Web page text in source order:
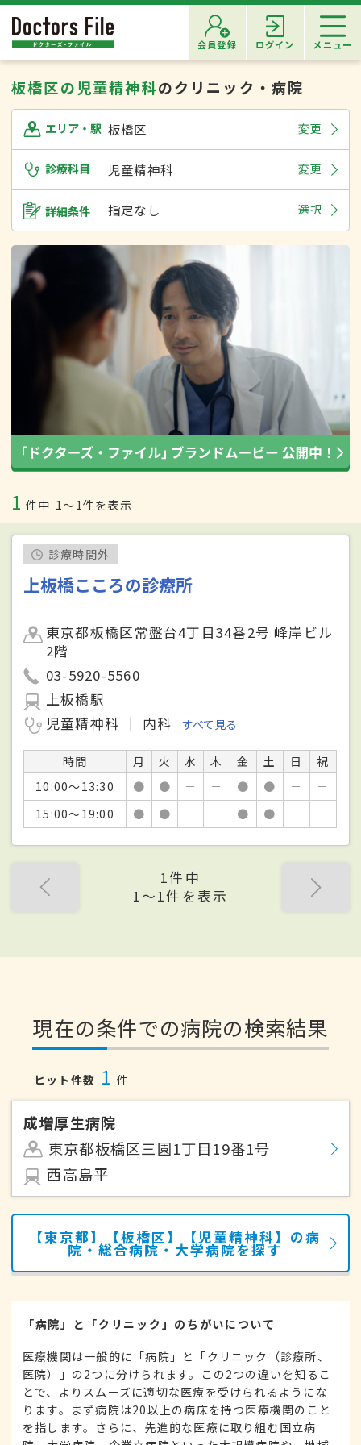
会員登録 ログイン メニュー
板橋区の児童精神科のクリニック・病院
エリア・駅 板橋区 変更
診療科目 児童精神科 変更
詳細条件 指定なし 選択
1 件中 1〜1件を表示
診療時間外
上板橋こころの診療所
東京都板橋区常盤台4丁目34番2号 峰岸ビル
2階
03-5920-5560
上板橋駅
児童精神科
内科 すべて見る
時間 月 火 水 木 金 土 日
祝
10:00～13:30
● ● － － ● ● －
－
15:00～19:00
● ● － － ● ● － －
1件中
1〜1件を表示
現在の条件での病院の検索結果
ヒット件数 1 件
成増厚生病院
東京都板橋区三園1丁目19番1号
西高島平
【東京都】【板橋区】【児童精神科】の病
院・総合病院・大学病院を探す
「病院」と「クリニック」のちがいについて
医療機関は一般的に「病院」と「クリニック（診療所、
医院）」の2つに分けられます。この2つの違いを知るこ
とで、よりスムーズに適切な医療を受けられるようにな
ります。まず病院は20以上の病床を持つ医療機関のこと
を指します。さらに、先進的な医療に取り組む国立病